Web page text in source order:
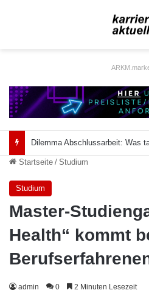
Startseite / Studium
Studium
Master-
Health“ kommt
admin 0 2 Minuten Lesezeit